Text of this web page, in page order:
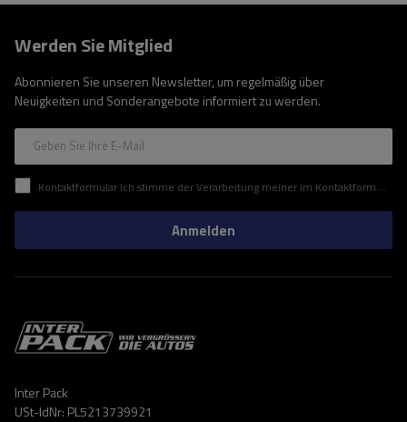
Werden Sie Mitglied
Abonnieren Sie unseren Newsletter, um regelmäßig über
Neuigkeiten und Sonderangebote informiert zu werden.
Geben Sie Ihre E-Mail
Kontaktformular Ich stimme der Verarbeitung meiner im Kontaktformular enthaltenen personenbezogenen Daten gemäß der Verordnung (EU) des Europäischen Parlaments und des Rates zu.
Anmelden
Inter Pack
USt-IdNr: PL5213739921